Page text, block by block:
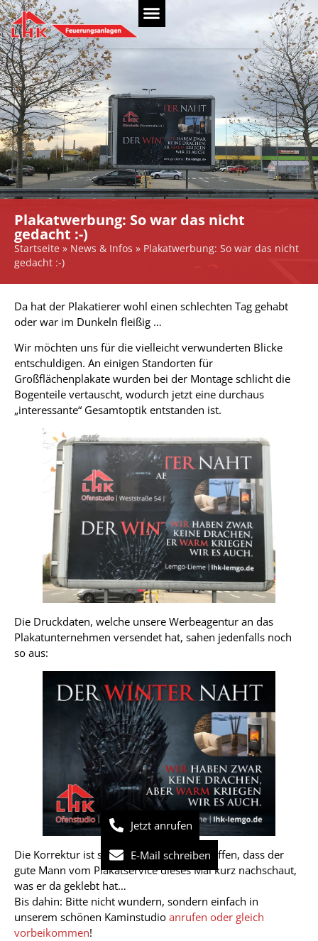
Plakatwerbung: So war das nicht
gedacht :-)
Startseite » News & Infos » Plakatwerbung: So war das nicht
gedacht :-)
Da hat der Plakatierer wohl einen schlechten Tag gehabt
oder war im Dunkeln fleißig …
Wir möchten uns für die vielleicht verwunderten Blicke
entschuldigen. An einigen Standorten für
Großflächenplakate wurden bei der Montage schlicht die
Bogenteile vertauscht, wodurch jetzt eine durchaus
„interessante“ Gesamtoptik entstanden ist.
Die Druckdaten, welche unsere Werbeagentur an das
Plakatunternehmen versendet hat, sahen jedenfalls noch
so aus:
Die Korrektur ist schon beauftragt. Wir hoffen, dass der
gute Mann vom Plakatservice dieses Mal kurz nachschaut,
was er da geklebt hat…
Bis dahin: Bitte nicht wundern, sondern einfach in
unserem schönen Kaminstudio anrufen oder gleich
vorbeikommen!
Jetzt anrufen
E-Mail schreiben